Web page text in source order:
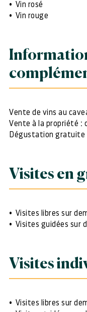
Vin rosé
Vin rouge
Vente de vins au
Vente à la propriété :
Dégustation gratuite
Visites en
Visites libres sur
Visites guidées sur
Visites
Visites libres sur